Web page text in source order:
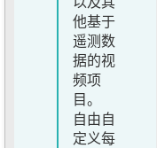
他基于
遥测数
据的视
频项
目。
自由自
定义每